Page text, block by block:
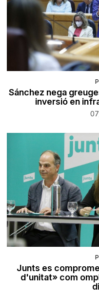
Sánchez nega
inversió en
Junts es
d'unitat» com